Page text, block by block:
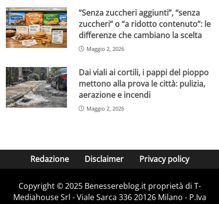
“Senza zuccheri aggiunti”, “senza
zuccheri” o “a ridotto contenuto”: le
differenze che cambiano la scelta
Maggio 2, 2026
Dai viali ai cortili, i pappi del pioppo
mettono alla prova le città: pulizia,
aerazione e incendi
Maggio 2, 2026
Redazione Disclaimer Privacy policy
Copyright © 2025 Benessereblog.it proprietà di T-
Mediahouse Srl - Viale Sarca 336 20126 Milano - P.Iva